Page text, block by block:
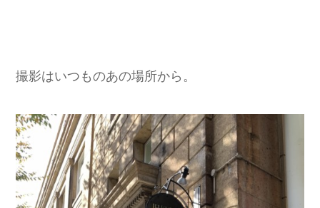
撮影はいつものあの場所から。